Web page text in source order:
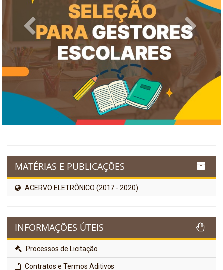
Previous Next
MATÉRIAS E PUBLICAÇÕES
ACERVO ELETRÔNICO (2017 - 2020)
INFORMAÇÕES ÚTEIS
Processos de Licitação
Contratos e Termos Aditivos